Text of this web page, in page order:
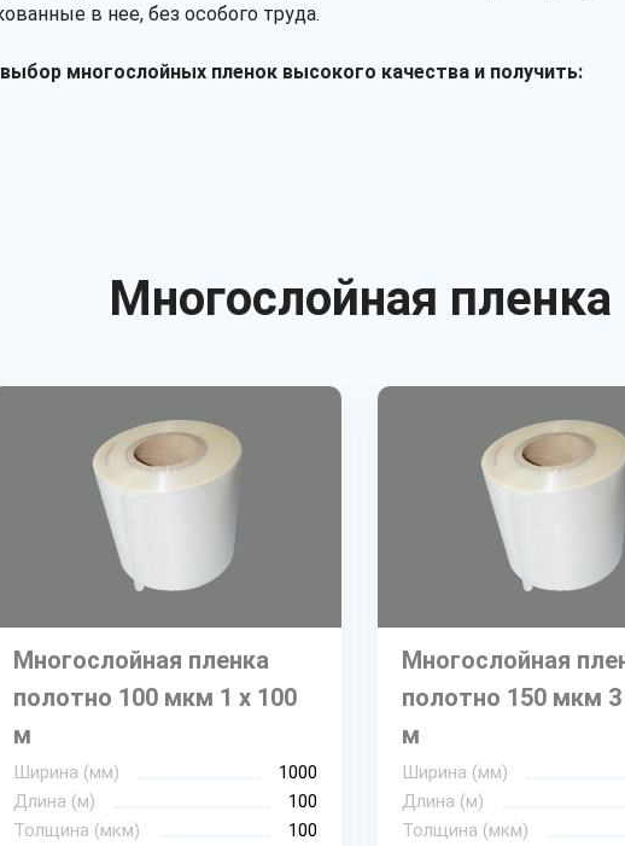
в нее, без особого труда.
многослойных пленок высокого качества и получить:
Многослойная пленка
Многослойная пленка
полотно 100 мкм 1 х 100
м
Ширина (мм)
1000
Длина (м)
100
Толщина (мкм)
100
Многослойная
полотно 150 мкм 3
м
Ширина (мм)
Длина (м)
Толщина (мкм)